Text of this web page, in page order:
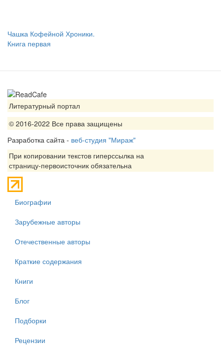
Чашка Кофейной Хроники.
Книга первая
Литературный портал
© 2016-2022 Все права защищены
Разработка сайта - веб-студия "Мираж"
При копировании текстов гиперссылка на
страницу-первоисточник обязательна
Биографии
Зарубежные авторы
Отечественные авторы
Краткие содержания
Книги
Блог
Подборки
Рецензии